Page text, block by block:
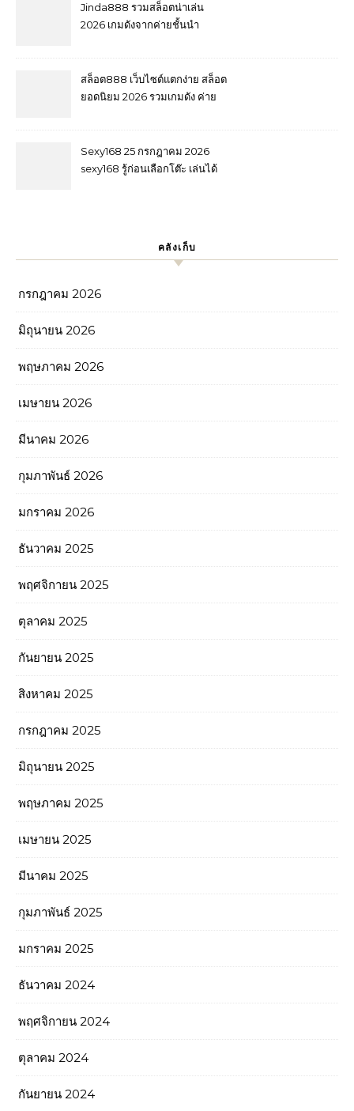
ล้านก็จ่าย คัดมาแล้ว เล่นได้ทุก
เกม tangtem168 ของรางวัล
Jinda888 รวมสล็อตน่าเล่น
2026 เกมดังจากค่ายชั้นนำ
jin888.asia casino online เว็บ
แม่ ทดลองเล่น Top 51 by
สล็อต888 เว็บไซต์แตกง่าย สล็อต
ยอดนิยม 2026 รวมเกมดัง ค่าย
89 by Evelyn jin888.asia 6
August 26
Sexy168 25 กรกฎาคม 2026
sexy168 รู้ก่อนเลือกโต๊ะ เล่นได้
โปรปั๊บ Top 39 by Gloria
คลังเก็บ
กรกฎาคม 2026
มิถุนายน 2026
พฤษภาคม 2026
เมษายน 2026
มีนาคม 2026
กุมภาพันธ์ 2026
มกราคม 2026
ธันวาคม 2025
พฤศจิกายน 2025
ตุลาคม 2025
กันยายน 2025
สิงหาคม 2025
กรกฎาคม 2025
มิถุนายน 2025
พฤษภาคม 2025
เมษายน 2025
มีนาคม 2025
กุมภาพันธ์ 2025
มกราคม 2025
ธันวาคม 2024
พฤศจิกายน 2024
ตุลาคม 2024
กันยายน 2024